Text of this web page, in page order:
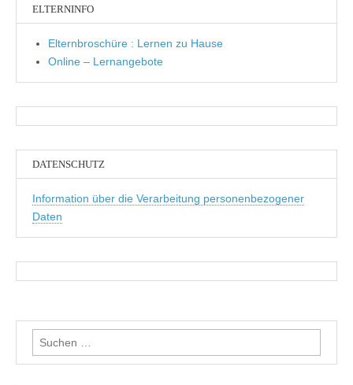
ELTERNINFO
Elternbroschüre : Lernen zu Hause
Online – Lernangebote
DATENSCHUTZ
Information über die Verarbeitung personenbezogener
Daten
Suchen
nach: